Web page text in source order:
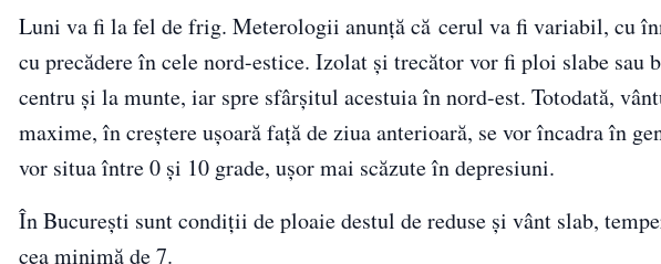
Luni va fi la fel de frig. Meterologii anunță că cerul va fi variabil, cu
cu precădere în cele nord-estice. Izolat și trecător vor fi ploi slabe
centru și la munte, iar spre sfârșitul acestuia în nord-est. Totodată,
maxime, în creștere ușoară față de ziua anterioară, se vor încadra în
vor situa între 0 și 10 grade, ușor mai scăzute în depresiuni.
În București sunt condiții de ploaie destul de reduse și vânt slab,
cea minimă de 7.